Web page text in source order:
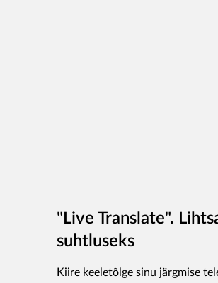
"Live Translate".
suhtluseks
Kiire keeletõlge sinu järgmise